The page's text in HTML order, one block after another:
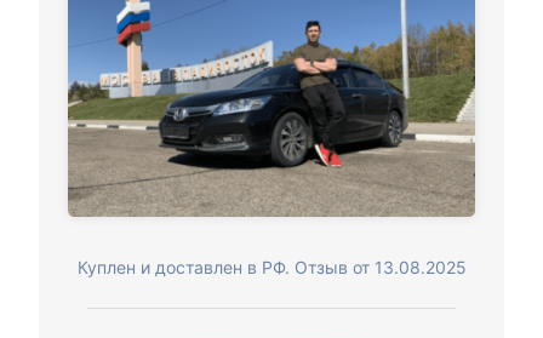
Куплен и доставлен в РФ. Отзыв от 13.08.2025